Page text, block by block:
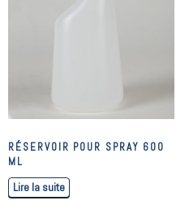
RÉSERVOIR POUR SPRAY 600
ML
Lire la suite